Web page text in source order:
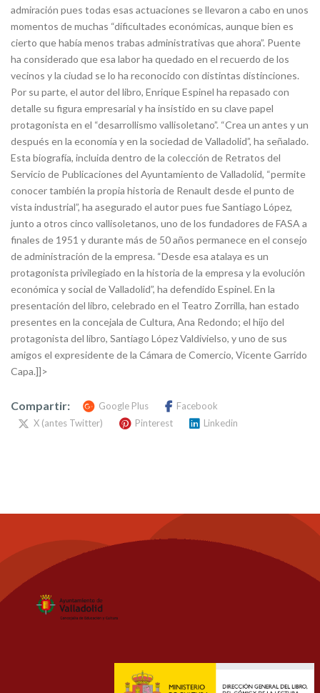
admiración pues todas esas actuaciones se llevaron a cabo en unos
momentos de muchas “dificultades económicas, aunque bien es
cierto que había menos trabas administrativas que ahora”. Puente
ha considerado que esa labor ha quedado en el recuerdo de los
vecinos y la ciudad se lo ha reconocido con distintas distinciones.
Por su parte, el autor del libro, Enrique Espinel ha repasado con
detalle su figura empresarial y ha insistido en su clave papel
protagonista en el “desarrollismo vallisoletano”. “Crea un antes y un
después en la economía y en la sociedad de Valladolid”, ha señalado.
Esta biografía, incluida dentro de la colección de Retratos del
Servicio de Publicaciones del Ayuntamiento de Valladolid, “permite
conocer también la propia historia de Renault desde el punto de
vista industrial”, ha asegurado el autor pues fue Santiago López,
junto a otros cinco vallisoletanos, uno de los fundadores de FASA a
finales de 1951 y durante más de 50 años permanece en el consejo
de administración de la empresa. “Desde esa atalaya es un
protagonista privilegiado en la historia de la empresa y la evolución
económica y social de Valladolid”, ha defendido Espinel. En la
presentación del libro, celebrado en el Teatro Zorrilla, han estado
presentes en la concejala de Cultura, Ana Redondo; el hijo del
protagonista del libro, Santiago López Valdivielso, y uno de sus
amigos el expresidente de la Cámara de Comercio, Vicente Garrido
Capa.]]>
Compartir: Google Plus
Facebook
X (antes Twitter)
Pinterest Linkedin